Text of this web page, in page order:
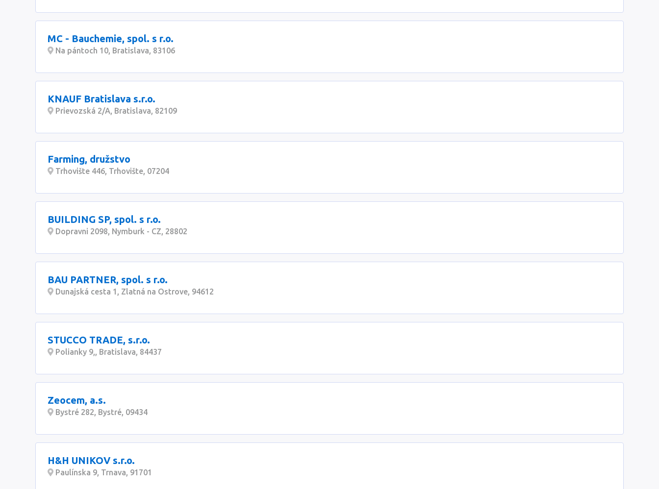
MC - Bauchemie, spol. s r.o.
Na pántoch 10, Bratislava, 83106
KNAUF Bratislava s.r.o.
Prievozská 2/A, Bratislava, 82109
Farming, družstvo
Trhovište 446, Trhovište, 07204
BUILDING SP, spol. s r.o.
Dopravni 2098, Nymburk - CZ, 28802
BAU PARTNER, spol. s r.o.
Dunajská cesta 1, Zlatná na Ostrove, 94612
STUCCO TRADE, s.r.o.
Polianky 9,, Bratislava, 84437
Zeocem, a.s.
Bystré 282, Bystré, 09434
H&H UNIKOV s.r.o.
Paulínska 9, Trnava, 91701